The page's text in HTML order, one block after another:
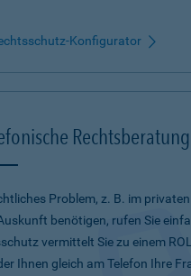
Konfigurator
Rechtsberatung
Problem, z. B. im
benötigen, rufen Sie
vermittelt Sie zu einem
Ihnen gleich am Telefon Ihre